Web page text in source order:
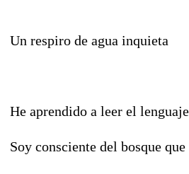
Un respiro de agua inquieta
He aprendido a leer el
Soy consciente del bosque